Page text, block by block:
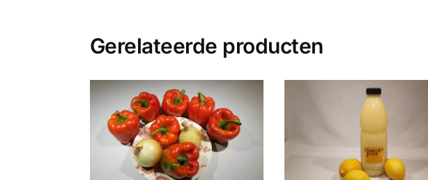
Gerelateerde producten